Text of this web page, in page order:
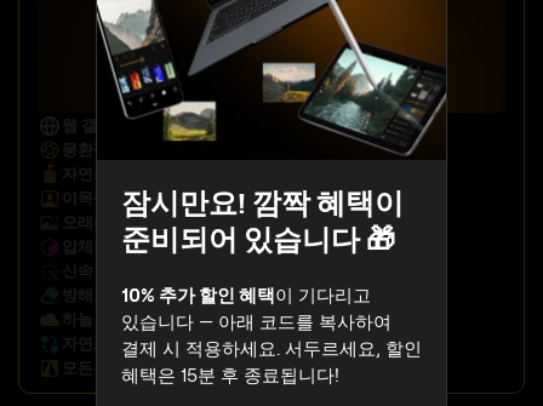
웹 갤러리에서 편집 내용 공유
몽환적인
자연스러운 피부 보정
이목구비 향상
오래된 사진 복원
입체적인 조명 추가
신속 보정
방해 요소 제거
하늘 즉시 교체
자연스러운 객체 교체
모든 디테일을 선명하게
잠시만요! 깜짝 혜택이
준비되어 있습니다 🎁
10% 추가 할인 혜택이 기다리고
있습니다 — 아래 코드를 복사하여
결제 시 적용하세요. 서두르세요, 할인
혜택은 15분 후 종료됩니다!